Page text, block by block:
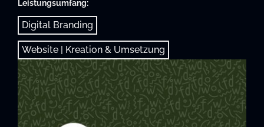
Leistungsumfang:
Digital Branding
Website | Kreation & Umsetzung